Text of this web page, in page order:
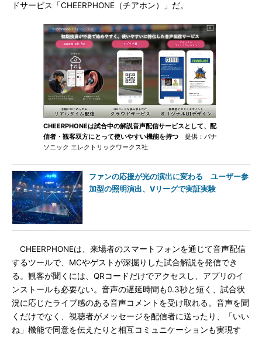
ドサービス「CHEERPHONE（チアホン）」だ。
CHEERPHONEは試合中の解説音声配信サービスとして、配
信者・観客双方にとって使いやすい機能を持つ 提供：パナ
ソニック エレクトリックワークス社
ファンの応援が光の演出に変わる ユーザー参
加型の照明演出、Vリーグで実証実験
CHEERPHONEは、来場者のスマートフォンを通じて音声配信
するツールで、MCやゲストが深掘りした試合解説を発信でき
る。観客が聞くには、QRコードだけでアクセスし、アプリのイ
ンストールも必要ない。音声の遅延時間も0.3秒と短く、試合状
況に応じたライブ感のある音声コメントを受け取れる。音声を聞
くだけでなく、視聴者がメッセージを配信者に送ったり、「いい
ね」機能で同意を伝えたりと相互コミュニケーションも実現す